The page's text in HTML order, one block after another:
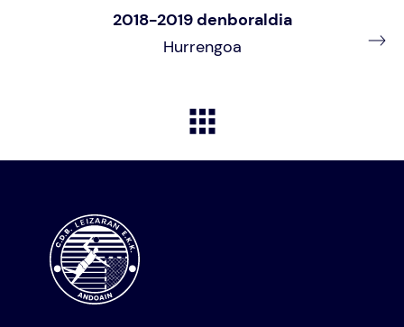
2018-2019 denboraldia
Hurrengoa